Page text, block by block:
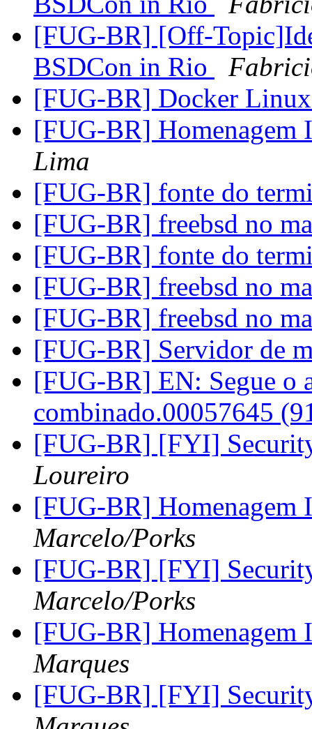
[FUG-BR] [Off-
BSDCon in Rio
[FUG-BR] Docker
[FUG-BR]
Lima
[FUG-BR] fonte do
[FUG-BR] freebsd no
[FUG-BR] fonte do
[FUG-BR] freebsd no
[FUG-BR] freebsd no
[FUG-BR] Servidor de
[FUG-BR] EN: Segue o
combinado.00057645
[FUG-BR] [FYI]
Loureiro
[FUG-BR]
Marcelo/Porks
[FUG-BR] [FYI]
Marcelo/Porks
[FUG-BR]
Marques
[FUG-BR] [FYI]